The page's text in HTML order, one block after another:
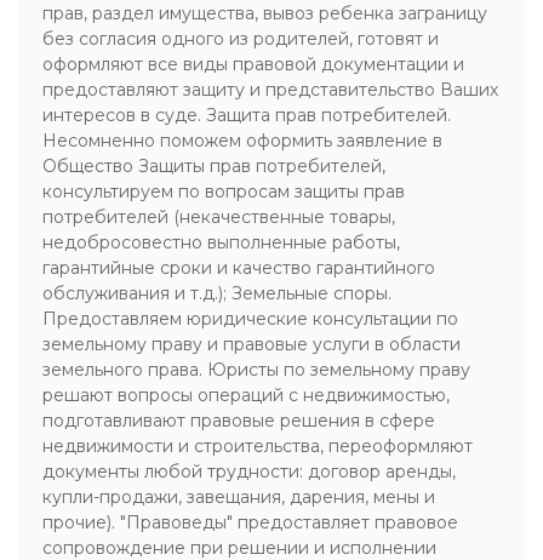
прав, раздел имущества, вывоз ребенка заграницу
без согласия одного из родителей, готовят и
оформляют все виды правовой документации и
предоставляют защиту и представительство Ваших
интересов в суде. Защита прав потребителей.
Несомненно поможем оформить заявление в
Общество Защиты прав потребителей,
консультируем по вопросам защиты прав
потребителей (некачественные товары,
недобросовестно выполненные работы,
гарантийные сроки и качество гарантийного
обслуживания и т.д.); Земельные споры.
Предоставляем юридические консультации по
земельному праву и правовые услуги в области
земельного права. Юристы по земельному праву
решают вопросы операций с недвижимостью,
подготавливают правовые решения в сфере
недвижимости и строительства, переоформляют
документы любой трудности: договор аренды,
купли-продажи, завещания, дарения, мены и
прочие). "Правоведы" предоставляет правовое
сопровождение при решении и исполнении